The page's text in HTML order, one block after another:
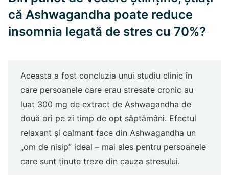
că Ashwagandha poate reduce
insomnia legată de stres cu 70%?
Aceasta a fost concluzia unui studiu clinic în
care persoanele care erau stresate cronic au
luat 300 mg de extract de Ashwagandha de
două ori pe zi timp de opt săptămâni. Efectul
relaxant și calmant face din Ashwagandha un
„om de nisip” ideal – mai ales pentru persoanele
care sunt ținute treze din cauza stresului.